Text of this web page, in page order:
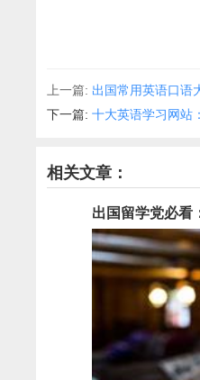
上一篇: 出国常用英语口语
下一篇:十大英语学习网站
相关文章：
出国留学党必看